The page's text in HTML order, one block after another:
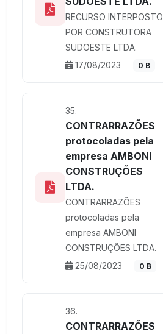
RECURSO INTERPOSTO
POR CONSTRUTORA
SUDOESTE LTDA.
17/08/2023
0 B
35.
CONTRARRAZÕES
protocoladas pela
empresa AMBONI
CONSTRUÇÕES
LTDA.
CONTRARRAZÕES
protocoladas pela
empresa AMBONI
CONSTRUÇÕES LTDA.
25/08/2023
0 B
36.
CONTRARRAZÕES